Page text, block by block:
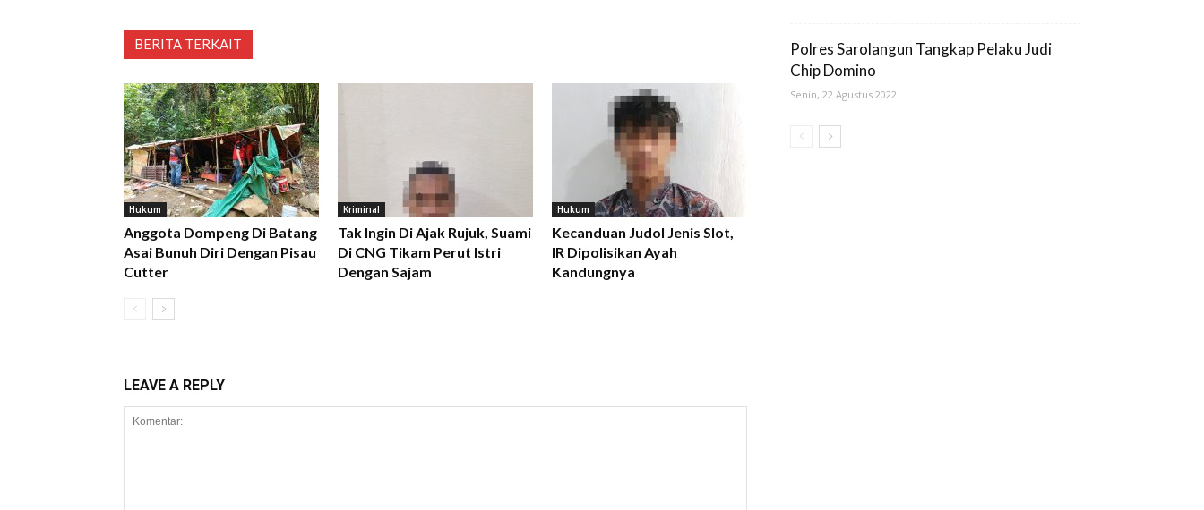
BERITA TERKAIT
Hukum
Anggota Dompeng Di Batang
Asai Bunuh Diri Dengan Pisau
Cutter
Kriminal
Tak Ingin Di Ajak Rujuk, Suami
Di CNG Tikam Perut Istri
Dengan Sajam
Hukum
Kecanduan Judol Jenis Slot,
IR Dipolisikan Ayah
Kandungnya
LEAVE A REPLY
Polres Sarolangun Tangkap Pelaku Judi
Chip Domino
Senin, 22 Agustus 2022